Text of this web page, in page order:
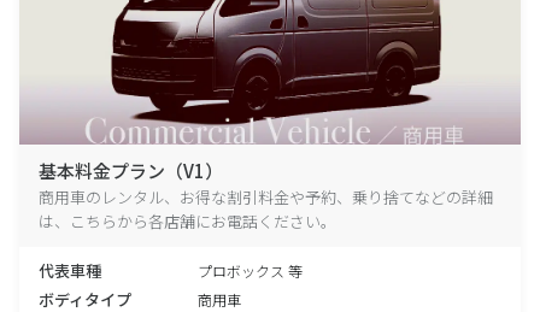
基本料金プラン（V1）
商用車のレンタル、お得な割引料金や予約、乗り捨てなどの詳細
は、こちらから各店舗にお電話ください。
代表車種 プロボックス 等
ボディタイプ 商用車